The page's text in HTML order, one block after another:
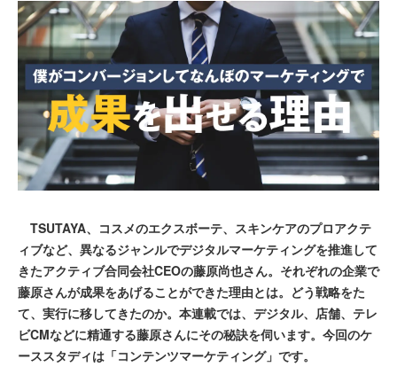
TSUTAYA、コスメのエクスボーテ、スキンケアのプロアクテ
ィブなど、異なるジャンルでデジタルマーケティングを推進して
きたアクティブ合同会社CEOの藤原尚也さん。それぞれの企業で
藤原さんが成果をあげることができた理由とは。どう戦略をた
て、実行に移してきたのか。本連載では、デジタル、店舗、テレ
ビCMなどに精通する藤原さんにその秘訣を伺います。今回のケ
ーススタディは「コンテンツマーケティング」です。